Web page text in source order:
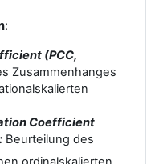
:
(PCC,
Zusammenhanges
Coefficient
Beurteilung des